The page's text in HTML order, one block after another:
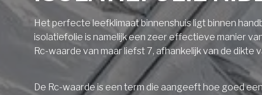
Het perfecte leefklimaat binnenshuis ligt binnen
isolatiefolie is namelijk een zeer effectieve manier
Rc-waarde van maar liefst 7, afhankelijk van de dikte
De Rc-waarde is een term die aangeeft hoe goed